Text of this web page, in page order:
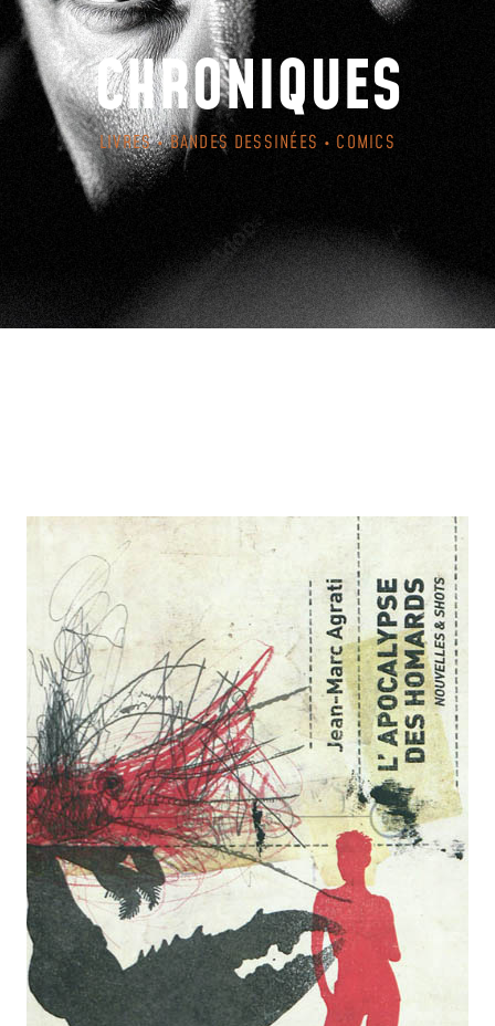
CHRONIQUES
LIVRES • BANDES DESSINÉES • COMICS